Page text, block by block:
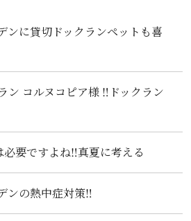
ンに貸切ドックランペットも喜
ン コルヌコピア様 ‼️ドックラン
要ですよね‼️真夏に考える
ンの熱中症対策‼️